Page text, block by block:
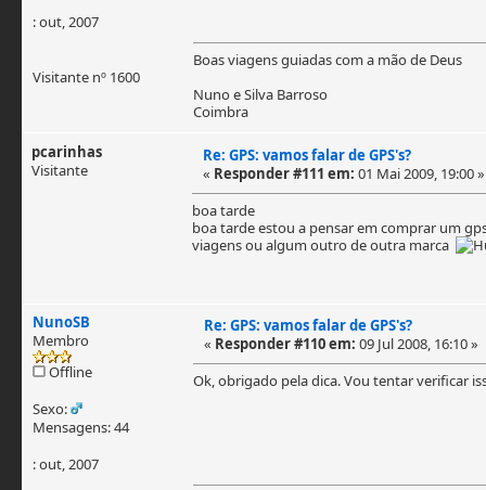
: out, 2007
Visitante nº 1600
Boas viagens guiadas com a mão de Deus
Nuno e Silva Barroso
Coimbra
pcarinhas
Visitante
Re: GPS: vamos falar de GPS's?
« Responder #111 em: 01 Mai 2009, 19:00 »
boa tarde
boa tarde estou a pensar em comprar um
viagens ou algum outro de outra marca
NunoSB
Membro
Offline
Sexo:
Mensagens: 44
: out, 2007
Re: GPS: vamos falar de GPS's?
« Responder #110 em: 09 Jul 2008, 16:10 »
Ok, obrigado pela dica. Vou tentar verificar